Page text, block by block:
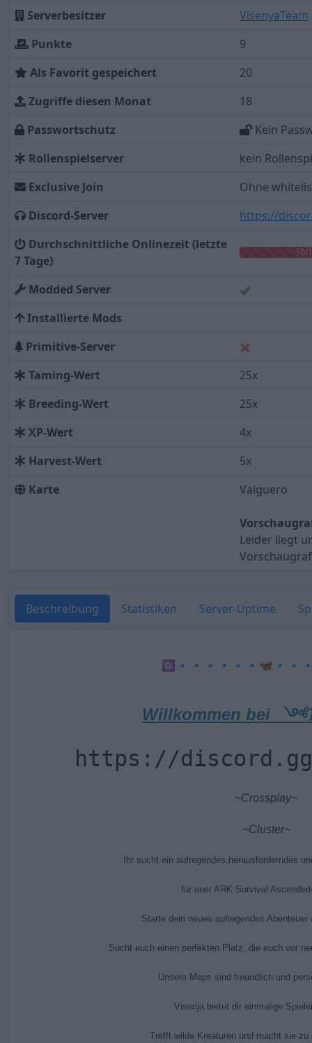
Serverbesitzer
VisenyaTeam
Punkte
9
Als Favorit gespeichert
20
Zugriffe diesen Monat
18
Passwortschutz
Kein
Rollenspielserver
kein
Exclusive Join
Ohne
Discord-Server
https://
Durchschnittliche Onlinezeit (letzte
7 Tage)
50/
Modded Server
Installierte Mods
Primitive-Server
Taming-Wert
25x
Breeding-Wert
25x
XP-Wert
4x
Harvest-Wert
5x
Karte
Valguero
Leider liegt
Beschreibung Statistiken Server-Uptime
Willkommen bei
https://discord.gg/
~Crossplay~
~Cluster~
Ihr sucht ein aufregendes,herausforderndes
für euer ARK Survival
Starte dein neues aufregendes
Sucht euch einen perfekten Platz, die euch vor
Unsere Maps sind freundlich und
Visenja bietet dir einmalige
Trefft wilde Kreaturen und macht sie zu